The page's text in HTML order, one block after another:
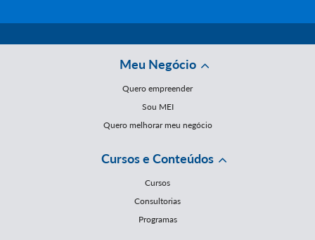
Meu Negócio
Quero empreender
Sou MEI
Quero melhorar meu negócio
Cursos e Conteúdos
Cursos
Consultorias
Programas